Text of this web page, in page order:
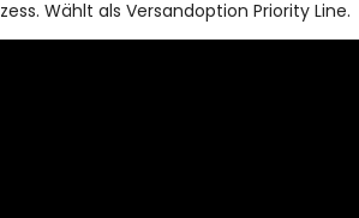
Wählt als Versandoption Priority Line.